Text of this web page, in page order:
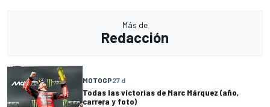
Más de
Redacción
MOTOGP27 d
Todas las victorias de Marc Márquez (año,
carrera y foto)